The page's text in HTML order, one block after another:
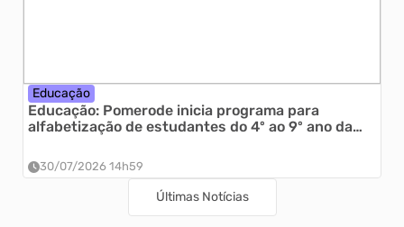
Educação
Educação: Pomerode inicia programa para
alfabetização de estudantes do 4º ao 9º ano da
30/07/2026 14h59
Últimas Notícias